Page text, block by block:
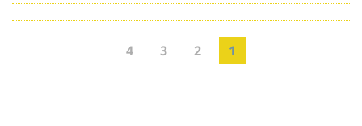
1
2
3
4